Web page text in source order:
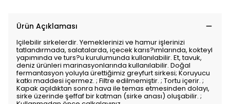
Ürün Açıklaması
Içilebilir sirkelerdir. Yemeklerinizi ve hamur işlerinizi
tatlandırmada, salatalarda, içecek karıs?ımlarında, kokteyl
yapımında ve turs?u kurulumunda kullanılabilir. Et, tavuk,
deniz ürünleri marinasyonlarında kullanılabilir. Doğal
fermantasyon yoluyla ürettiğimiz greyfurt sirkesi; Koruyucu
katkı maddesi içermez. ; Filtre edilmemiştir. ; Tortu içerir. ;
Kapak açıldıktan sonra hava ile temas etmesinden dolayı,
sirke üzerinde şeffaf bir katman (sirke anası) oluşabilir. ;